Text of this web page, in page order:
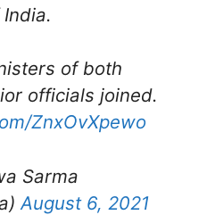
of both
officials joined.
ZnxOvXpewo
Sarma
August 6, 2021